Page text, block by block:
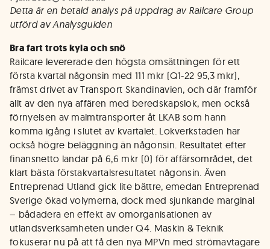
Detta är en betald analys på uppdrag av Railcare Group
utförd av Analysguiden
Bra fart trots kyla och snö
Railcare levererade den högsta omsättningen för ett
första kvartal någonsin med 111 mkr (Q1-22 95,3 mkr),
främst drivet av Transport Skandinavien, och där framför
allt av den nya affären med beredskapslok, men också
förnyelsen av malmtransporter åt LKAB som hann
komma igång i slutet av kvartalet. Lokverkstaden har
också högre beläggning än någonsin. Resultatet efter
finansnetto landar på 6,6 mkr (0) för affärsområdet, det
klart bästa förstakvartalsresultatet någonsin. Även
Entreprenad Utland gick lite bättre, emedan Entreprenad
Sverige ökad volymerna, dock med sjunkande marginal
– bådadera en effekt av omorganisationen av
utlandsverksamheten under Q4. Maskin & Teknik
fokuserar nu på att få den nya MPVn med strömavtagare